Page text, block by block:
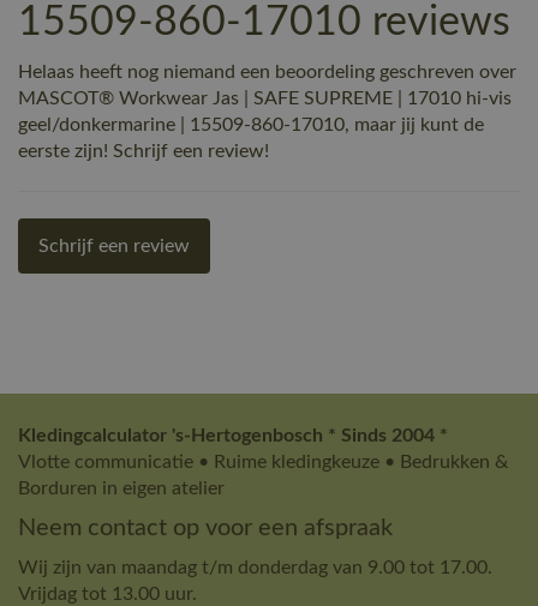
15509-860-17010 reviews
Helaas heeft nog niemand een beoordeling geschreven over
MASCOT® Workwear Jas | SAFE SUPREME | 17010 hi-vis
geel/donkermarine | 15509-860-17010, maar jij kunt de
eerste zijn! Schrijf een review!
Schrijf een review
Kledingcalculator 's-Hertogenbosch * Sinds 2004 *
Vlotte communicatie • Ruime kledingkeuze • Bedrukken &
Borduren in eigen atelier
Neem contact op voor een afspraak
Wij zijn van maandag t/m donderdag van 9.00 tot 17.00.
Vrijdag tot 13.00 uur.